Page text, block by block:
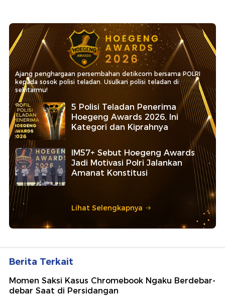
Ajang penghargaan persembahan detikcom bersama POLRI
kepada sosok polisi teladan. Usulkan polisi teladan di
sekitarmu!
5 Polisi Teladan Penerima
Hoegeng Awards 2026, Ini
Kategori dan Kiprahnya
IM57+ Sebut Hoegeng Awards
Jadi Motivasi Polri Jalankan
Amanat Konstitusi
Lihat Selengkapnya
Berita Terkait
Momen Saksi Kasus Chromebook Ngaku Berdebar-
debar Saat di Persidangan